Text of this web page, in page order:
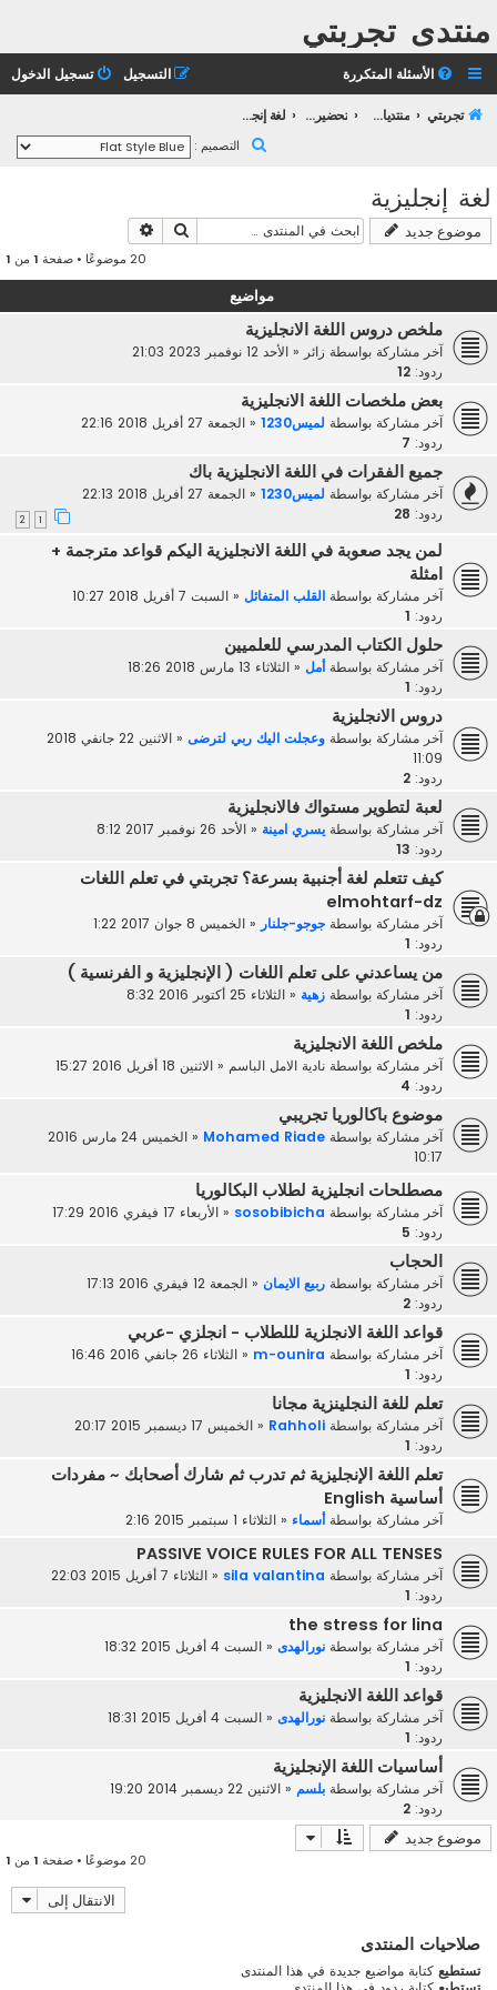
منتدى تجربتي
الأسئلة المتكررة تسجيل الدخول التسجيل
تجربتي منتديات التعليم الثانوي تحضير بكالوريا 2023 لغة إنجليزية
التصميم :
لغة إنجليزية
موضوع جديد بحث
20 موضوعًا • صفحة 1 من 1
مواضيع
ملخص دروس اللغة الانجليزية
آخر مشاركة بواسطة زائر « الأحد 12 نوفمبر 2023 21:03
ردود: 12
بعض ملخصات اللغة الانجليزية
آخر مشاركة بواسطة لميس1230 « الجمعة 27 أفريل 2018 22:16
ردود: 7
جميع الفقرات في اللغة الانجليزية باك
آخر مشاركة بواسطة لميس1230 « الجمعة 27 أفريل 2018 22:13
ردود: 28
1
2
لمن يجد صعوبة في اللغة الانجليزية اليكم قواعد مترجمة +
امثلة
آخر مشاركة بواسطة القلب المتفائل « السبت 7 أفريل 2018 10:27
ردود: 1
حلول الكتاب المدرسي للعلميين
آخر مشاركة بواسطةأمل « الثلاثاء 13 مارس 2018 18:26
ردود: 1
دروس الانجليزية
آخر مشاركة بواسطة وعجلت اليك ربي لترضى «
الاثنين 22 جانفي 2018
11:09
ردود: 2
لعبة لتطوير مستواك فالانجليزية
آخر مشاركة بواسطة يسري امينة « الأحد 26 نوفمبر 2017 8:12
ردود: 13
كيف تتعلم لغة أجنبية بسرعة؟ تجربتي في تعلم اللغات
elmohtarf-dz
آخر مشاركة بواسطة جوجو-جلنار « الخميس 8 جوان 2017 1:22
ردود: 1
من يساعدني على تعلم اللغات ( الإنجليزية و الفرنسية )
آخر مشاركة بواسطة زهية « الثلاثاء 25 أكتوبر 2016 8:32
ردود: 1
ملخص اللغة الانجليزية
آخر مشاركة بواسطة نادية الامل الباسم « الاثنين 18 أفريل 2016 15:27
ردود: 4
موضوع باكالوريا تجريبي
آخر مشاركة بواسطة Mohamed Riade
«
الخميس 24 مارس 2016
10:17
مصطلحات انجليزية لطلاب البكالوريا
آخر مشاركة بواسطة sosobibicha
« الأربعاء 17 فيفري 2016 17:29
ردود: 5
الحجاب
آخر مشاركة بواسطة ربيع الايمان « الجمعة 12 فيفري 2016 17:13
ردود: 2
قواعد اللغة الانجلزية لللطلاب - انجلزي -عربي
آخر مشاركة بواسطة m-ounira
« الثلاثاء 26 جانفي 2016 16:46
ردود: 1
تعلم للغة النجلينزية مجانا
آخر مشاركة بواسطة Rahholi
« الخميس 17 ديسمبر 2015 20:17
ردود: 1
تعلم اللغة الإنجليزية ثم تدرب ثم شارك أصحابك ~ مفردات
أساسية English
آخر مشاركة بواسطةأسماء « الثلاثاء 1 سبتمبر 2015 2:16
PASSIVE VOICE RULES FOR ALL TENSES
آخر مشاركة بواسطة sila valantina
« الثلاثاء 7 أفريل 2015 22:03
ردود: 1
the stress for lina
آخر مشاركة بواسطة نورالهدى « السبت 4 أفريل 2015 18:32
ردود: 1
قواعد اللغة الانجليزية
آخر مشاركة بواسطة نورالهدى « السبت 4 أفريل 2015 18:31
ردود: 1
أساسيات اللغة الإنجليزية
آخر مشاركة بواسطة بلسم « الاثنين 22 ديسمبر 2014 19:20
ردود: 2
موضوع جديد
20 موضوعًا • صفحة 1 من 1
الانتقال إلى
صلاحيات المنتدى
تستطيع كتابة مواضيع جديدة في هذا المنتدى